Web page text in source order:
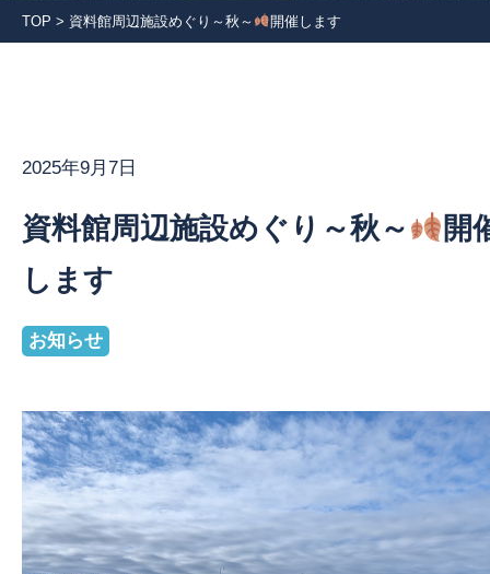
入会案内
お問い合わせ
TOP > 資料館周辺施設めぐり～秋～ 開催します
2025年9月7日
資料館周辺施設めぐり～秋～
開
します
お知らせ